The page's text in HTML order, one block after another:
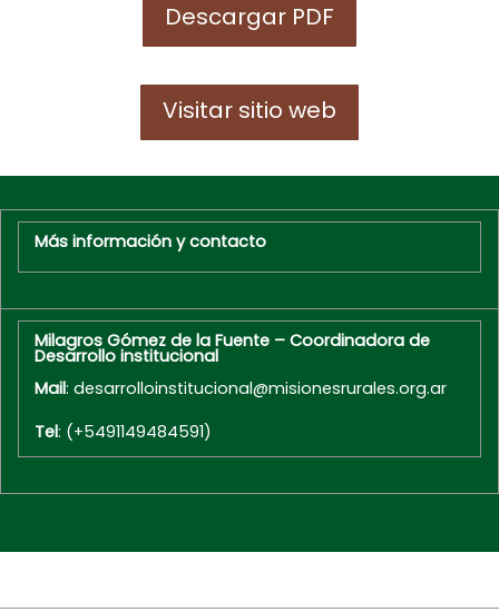
Descargar PDF
Visitar sitio web
Más información y contacto
Milagros Gómez de la Fuente – Coordinadora de
Desarrollo institucional
Mail: desarrolloinstitucional@misionesrurales.org.ar
Tel: (+5491149484591)